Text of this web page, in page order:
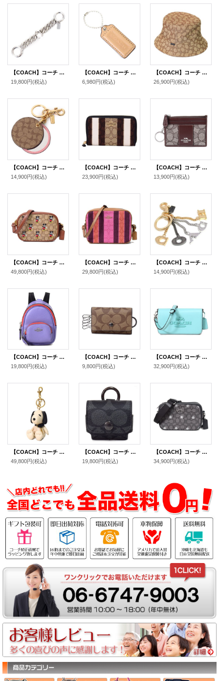
【COACH】コーチ ストラップ エクステンダー キーホルダー メタル シグネチャー ロゴ 延長 チェーン チャーム バッグチャーム シルバー（日本未発売）
19,800円(税込)
【COACH】コーチ レザー ハングタグ ロゴ チャーム キーホルダー マルチ（日本未発売）
6,980円(税込)
【COACH】コーチ ジャガード ポリエステル シグネチャー バケット ハット バケハ サファリハット 帽子 カーキ〔日本未発売〕
26,900円(税込)
【COACH】コーチ コーティングキャンバス シグネチャー ミラー 鏡 バッグチャーム キーリング キーホルダー カーキ×ピンク（日本未発売）
14,900円(税込)
【COACH】コーチ ジャガード スムースレザー シグネチャー ミディアム ストライプ ジップ アラウンド 二つ折り 財布 カーキブラックマルチ〔日本未発売〕
23,900円(税込)
【COACH】コーチ コインケース ジャガード レザー シグネチャー キーリング付き ミニ スキニー IDケース 小銭入れ オーク×マップル（日本未発売）
13,900円(税込)
【COACH】コーチ ジャガード レザー シグネチャー ディズニー コラボ ミッキーマウス カメラバッグ クロスボディー ショルダーバッグ カーキ×レッドウッドマルチ（日本未発売）
49,800円(税込)
【COACH】コーチ ジャガード スムースレザー シグネチャー ストライプ ミニ カメラバッグ クロスボディ 斜め掛け ショルダーバッグ ピンク×バーガンディーマルチ（日本未発売）
29,800円(税込)
【COACH】コーチ メタル パーフォレーテッド コーチ ロゴ バッグチャーム キーリング キーホルダー マルチ（日本未発売）
14,900円(税込)
【COACH】コーチ ペブルレザー リュックサック モチーフ ミニ ポーチ 小物入れ キーホルダー バッグチャーム ライトバイオレット（日本未発売）
19,800円(税込)
【COACH】コーチ コーティングキャンバス シグネチャー 5連 スマートキー対応 キーケース タン（日本未発売）
9,800円(税込)
【COACH】コーチ バッグ スムースレザー トニー ロゴ フラップ 2WAY クラッチ クロスボディー 斜めがけ ショルダーバッグ フェイディドブルー（日本未発売）
32,900円(税込)
【COACH】コーチ スヌーピー キーホルダー ピーナッツ コラボ レザー バッグチャーム キーリング マルチ（日本未発売）
49,800円(税込)
【COACH】コーチ コーティングキャンバス カーフレザー シグネチャー イヤホン airpods pro エアーポッズプロ ケース バッグチャーム キーホルダー チャコール（日本未発売）
19,800円(税込)
【COACH】コーチ ジャガード レザー シグネチャー 星 スター ジェイミー ミニ カメラバッグ クロスボディー ショルダーバッグ スモーク×ブラックマルチ（日本未発売）
34,900円(税込)